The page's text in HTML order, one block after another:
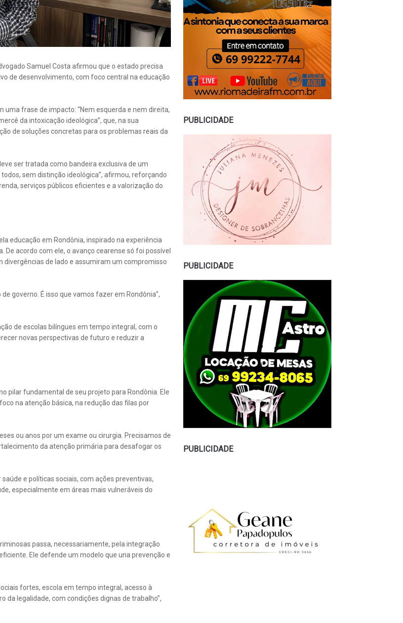
Samuel Costa afirmou que o estado precisa
de desenvolvimento, com foco central na educação
frase de impacto: “Nem esquerda e nem direita,
da intoxicação ideológica”, que, na sua
de soluções concretas para os problemas reais da
ser tratada como bandeira exclusiva de um
sem distinção ideológica”, afirmou, reforçando
serviços públicos eficientes e a valorização do
educação em Rondônia, inspirado na experiência
acordo com ele, o avanço cearense só foi possível
de lado e assumiram um compromisso
governo. É isso que vamos fazer em Rondônia”,
de escolas bilíngues em tempo integral, com o
novas perspectivas de futuro e reduzir a
pilar fundamental de seu projeto para Rondônia. Ele
na atenção básica, na redução das filas por
ou anos por um exame ou cirurgia. Precisamos de
da atenção primária para desafogar os
e políticas sociais, com ações preventivas,
especialmente em áreas mais vulneráveis do
passa, necessariamente, pela integração
Ele defende um modelo que una prevenção e
fortes, escola em tempo integral, acesso à
da legalidade, com condições dignas de trabalho”,
PUBLICIDADE
PUBLICIDADE
PUBLICIDADE